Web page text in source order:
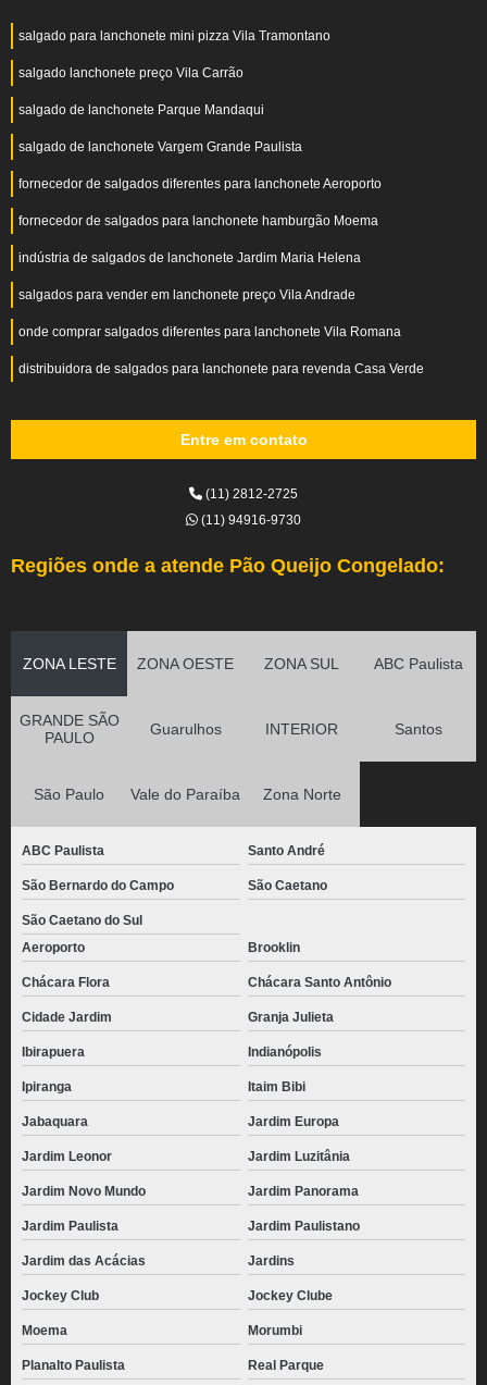
salgado para lanchonete mini pizza Vila Tramontano
salgado lanchonete preço Vila Carrão
salgado de lanchonete Parque Mandaqui
salgado de lanchonete Vargem Grande Paulista
fornecedor de salgados diferentes para lanchonete Aeroporto
fornecedor de salgados para lanchonete hamburgão Moema
indústria de salgados de lanchonete Jardim Maria Helena
salgados para vender em lanchonete preço Vila Andrade
onde comprar salgados diferentes para lanchonete Vila Romana
distribuidora de salgados para lanchonete para revenda Casa Verde
Entre em contato
(11) 2812-2725
(11) 94916-9730
Regiões onde a atende Pão Queijo Congelado:
ZONA LESTE ZONA OESTE ZONA SUL ABC Paulista
GRANDE SÃO
PAULO
Guarulhos INTERIOR Santos
São Paulo Vale do Paraíba Zona Norte
ABC Paulista Santo André
São Bernardo do Campo São Caetano
São Caetano do Sul
Aeroporto
Brooklin
Chácara Flora Chácara Santo Antônio
Cidade Jardim Granja Julieta
Ibirapuera Indianópolis
Ipiranga Itaim Bibi
Jabaquara Jardim Europa
Jardim Leonor Jardim Luzitânia
Jardim Novo Mundo Jardim Panorama
Jardim Paulista Jardim Paulistano
Jardim das Acácias Jardins
Jockey Club Jockey Clube
Moema Morumbi
Planalto Paulista Real Parque